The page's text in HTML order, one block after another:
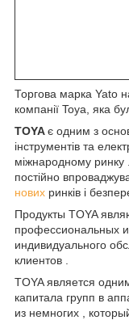
Торгова марка Yato
компанії Toya, яка
TOYAє одним з
інструментів та
міжнародному ринку
постійно
нових ринків і
Продукты TOYA
профессиональных
индивидуального
клиентов .
TOYA является
капитала групп в
из немногих ,